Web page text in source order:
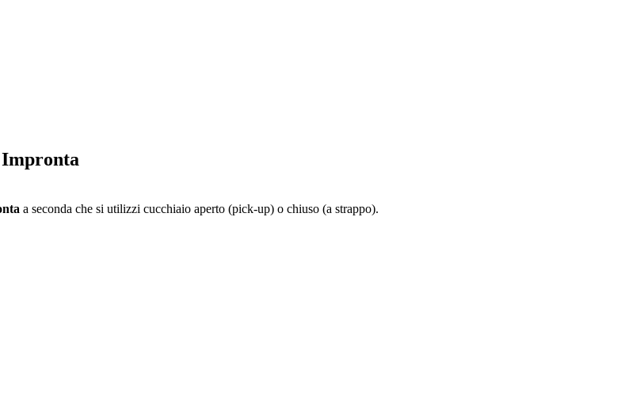
Impronta
a seconda che si utilizzi cucchiaio aperto (pick-up) o chiuso (a strappo).